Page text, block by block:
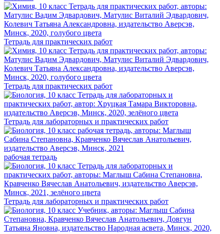
Тетрадь для практических работ
Тетрадь для практических работ
Тетрадь для лабораторных и практических работ
рабочая тетрадь
Тетрадь для лабораторных и практических работ